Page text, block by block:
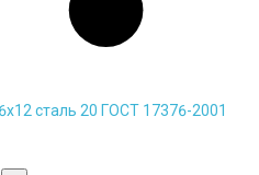
сталь 20 ГОСТ 17376-2001